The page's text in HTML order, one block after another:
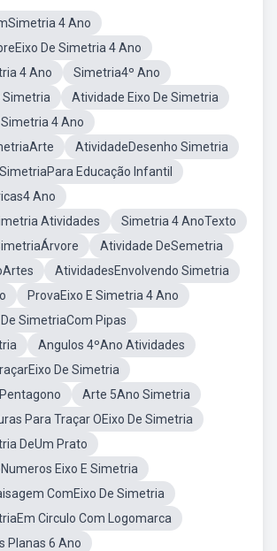
4 Ano
De Simetria 4 Ano
4 Ano
Simetria4º Ano
Simetria
Atividade Eixo De Simetria
4 Ano
AtividadeDesenho Simetria
Educação Infantil
Ano
Atividades
Simetria 4 AnoTexto
Atividade DeSemetria
AtividadesEnvolvendo Simetria
ProvaEixo E Simetria 4 Ano
SimetriaCom Pipas
Angulos 4ºAno Atividades
De Simetria
Arte 5Ano Simetria
Para Traçar OEixo De Simetria
DeUm Prato
Eixo E Simetria
ComEixo De Simetria
Circulo Com Logomarca
Planas 6 Ano